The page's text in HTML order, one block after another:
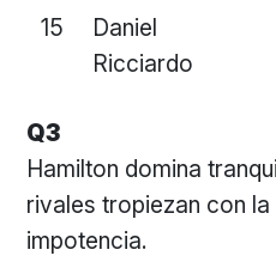
15
Daniel
Ricciardo
Q3
Hamilton domina
rivales tropiezan con
impotencia.